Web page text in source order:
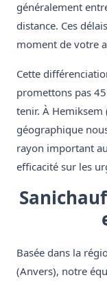
généralement
distance. Ces
moment de votre
Cette
promettons pas
tenir. À
géographique
rayon important
efficacité sur les
Basée dans la
(Anvers), notre